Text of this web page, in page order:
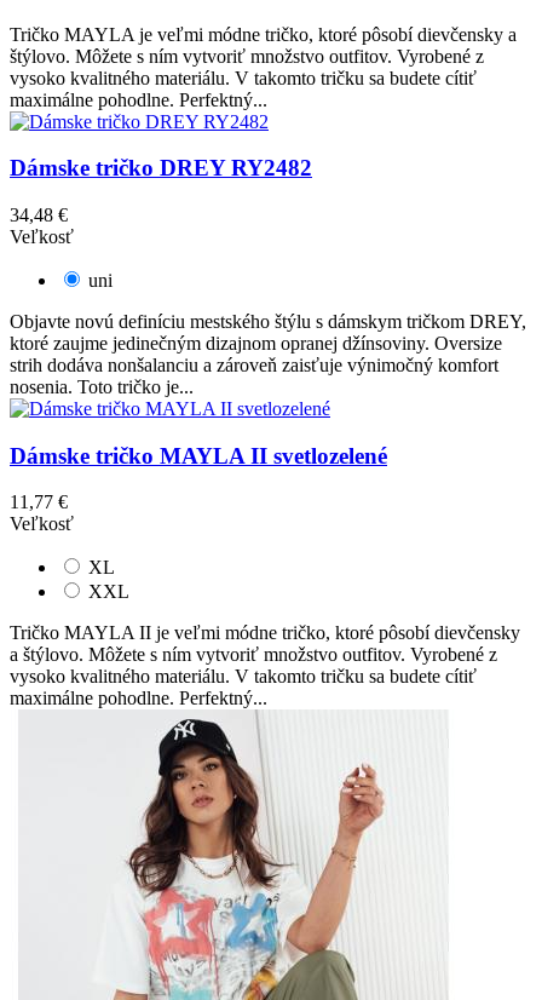
Tričko MAYLA je veľmi módne tričko, ktoré pôsobí dievčensky a
štýlovo. Môžete s ním vytvoriť množstvo outfitov. Vyrobené z
vysoko kvalitného materiálu. V takomto tričku sa budete cítiť
maximálne pohodlne. Perfektný...
Dámske tričko DREY RY2482
34,48 €
Veľkosť
uni
Objavte novú definíciu mestského štýlu s dámskym tričkom DREY,
ktoré zaujme jedinečným dizajnom opranej džínsoviny. Oversize
strih dodáva nonšalanciu a zároveň zaisťuje výnimočný komfort
nosenia. Toto tričko je...
Dámske tričko MAYLA II svetlozelené
11,77 €
Veľkosť
XL
XXL
Tričko MAYLA II je veľmi módne tričko, ktoré pôsobí dievčensky
a štýlovo. Môžete s ním vytvoriť množstvo outfitov. Vyrobené z
vysoko kvalitného materiálu. V takomto tričku sa budete cítiť
maximálne pohodlne. Perfektný...